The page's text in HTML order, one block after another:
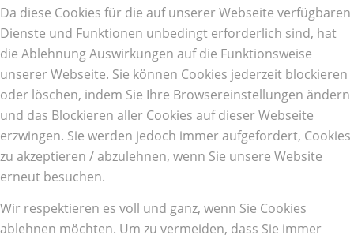
Da diese Cookies für die auf unserer Webseite verfügbaren
Dienste und Funktionen unbedingt erforderlich sind, hat
die Ablehnung Auswirkungen auf die Funktionsweise
unserer Webseite. Sie können Cookies jederzeit blockieren
oder löschen, indem Sie Ihre Browsereinstellungen ändern
und das Blockieren aller Cookies auf dieser Webseite
erzwingen. Sie werden jedoch immer aufgefordert, Cookies
zu akzeptieren / abzulehnen, wenn Sie unsere Website
erneut besuchen.
Wir respektieren es voll und ganz, wenn Sie Cookies
ablehnen möchten. Um zu vermeiden, dass Sie immer